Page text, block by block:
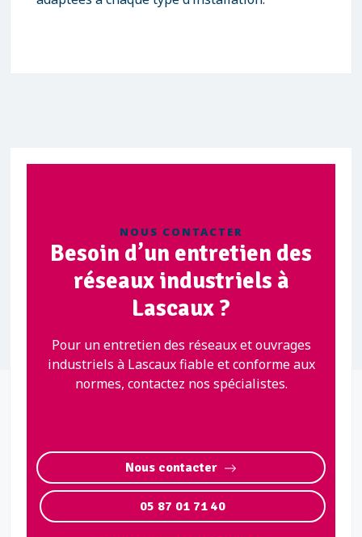
NOUS CONTACTER
Besoin d’un entretien des
réseaux industriels à
Lascaux ?
Pour un entretien des réseaux et ouvrages
industriels à Lascaux fiable et conforme aux
normes, contactez nos spécialistes.
Nous contacter
05 87 01 71 40